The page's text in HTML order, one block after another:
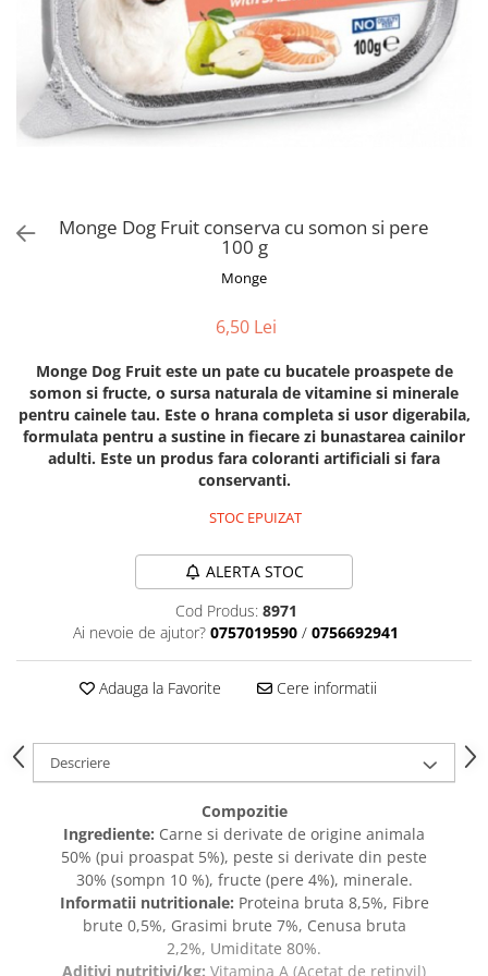
Orijen
Platinum
Prestige
Hrana umeda
Recompense caini
Batoane branza Yak
Diete veterinare
Hainute
Inghetata
Lemne si coarne de cerb sau
Produse Igiena si Ingrijire
Saltele cu efect de racire
Suplimente
Monge Dog Fruit conserva cu somon si pere
100 g
Monge
6,50 Lei
Monge Dog Fruit este un pate cu bucatele proaspete de
somon si fructe, o sursa naturala de vitamine si minerale
pentru cainele tau. Este o hrana completa si usor digerabila,
formulata pentru a sustine in fiecare zi bunastarea cainilor
adulti. Este un produs fara coloranti artificiali si fara
conservanti.
STOC EPUIZAT
ALERTA STOC
Cod Produs: 8971
Ai nevoie de ajutor? 0757019590 / 0756692941
Adauga la Favorite Cere informatii
Descriere
Compozitie
Ingrediente: Carne si derivate de origine animala
50% (pui proaspat 5%), peste si derivate din peste
30% (sompn 10 %), fructe (pere 4%), minerale.
Informatii nutritionale: Proteina bruta 8,5%, Fibre
brute 0,5%, Grasimi brute 7%, Cenusa bruta
2,2%, Umiditate 80%.
Aditivi nutritivi/kg: Vitamina A (Acetat de retinyil)